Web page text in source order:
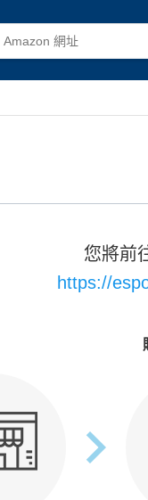
您將前
https://